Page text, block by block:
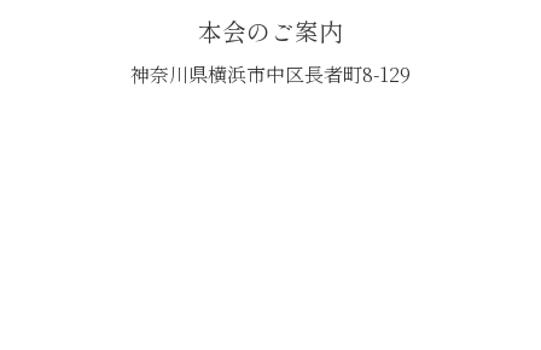
本会のご案内
神奈川県横浜市中区長者町8-129